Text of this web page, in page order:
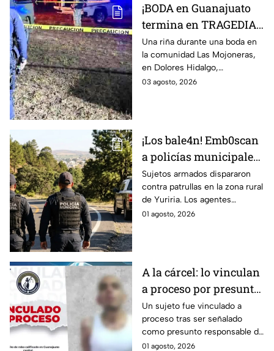
¡BODA en Guanajuato
termina en TRAGEDIA!
Hombre mu3re tras
riña en pleno festejo;
otro terminó herido:
Así ocurrió
Una riña durante una boda en
la comunidad Las Mojoneras,
en Dolores Hidalgo,
Guanajuato, dejó un hombre
03 agosto, 2026
¡Los bale4n! Emb0scan
a policías municipales;
esto fue lo que sucedió
Sujetos armados dispararon
contra patrullas en la zona rural
de Yuriria. Los agentes
repelieron la agresión.
01 agosto, 2026
A la cárcel: lo vinculan
a proceso por presunto
robo a casa habitación
Un sujeto fue vinculado a
proceso tras ser señalado
como presunto responsable de
robo a casa habitación.
01 agosto, 2026